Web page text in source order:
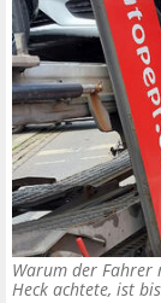
Warum der Fahrer
Heck achtete, ist